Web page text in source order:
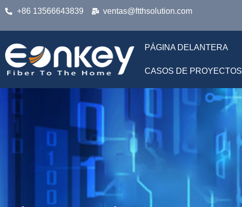
+86 13566643839 ventas@ftthsolution.com
PÁGINA DELANTERA
CASOS DE PROYECTOS